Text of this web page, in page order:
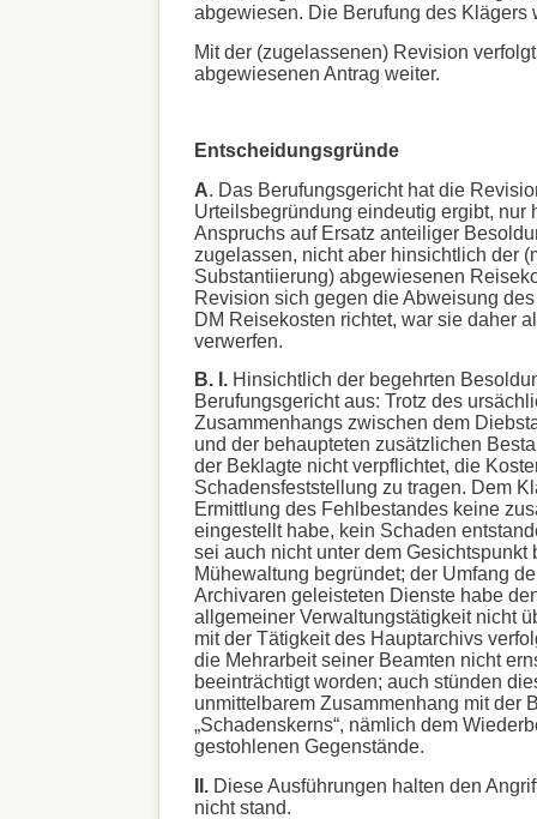
abgewiesen. Die Berufung des Klägers
Mit der (zugelassenen) Revision
abgewiesenen Antrag weiter.
Entscheidungsgründe
A. Das Berufungsgericht hat die
Urteilsbegründung eindeutig ergibt, nur
Anspruchs auf Ersatz anteiliger
zugelassen, nicht aber hinsichtlich der
Substantiierung) abgewiesenen
Revision sich gegen die Abweisung
DM Reisekosten richtet, war sie daher
verwerfen.
B. I.Hinsichtlich der begehrten
Berufungsgericht aus: Trotz des
Zusammenhangs zwischen dem
und der behaupteten zusätzlichen
der Beklagte nicht verpflichtet, die
Schadensfeststellung zu tragen. Dem
Ermittlung des Fehlbestandes keine
eingestellt habe, kein Schaden
sei auch nicht unter dem Gesichtspunkt
Mühewaltung begründet; der Umfang
Archivaren geleisteten Dienste habe
allgemeiner Verwaltungstätigkeit nicht
mit der Tätigkeit des Hauptarchivs
die Mehrarbeit seiner Beamten nicht
beeinträchtigt worden; auch stünden
unmittelbarem Zusammenhang mit der
„Schadenskerns“, nämlich dem
gestohlenen Gegenstände.
II.Diese Ausführungen halten den
nicht stand.